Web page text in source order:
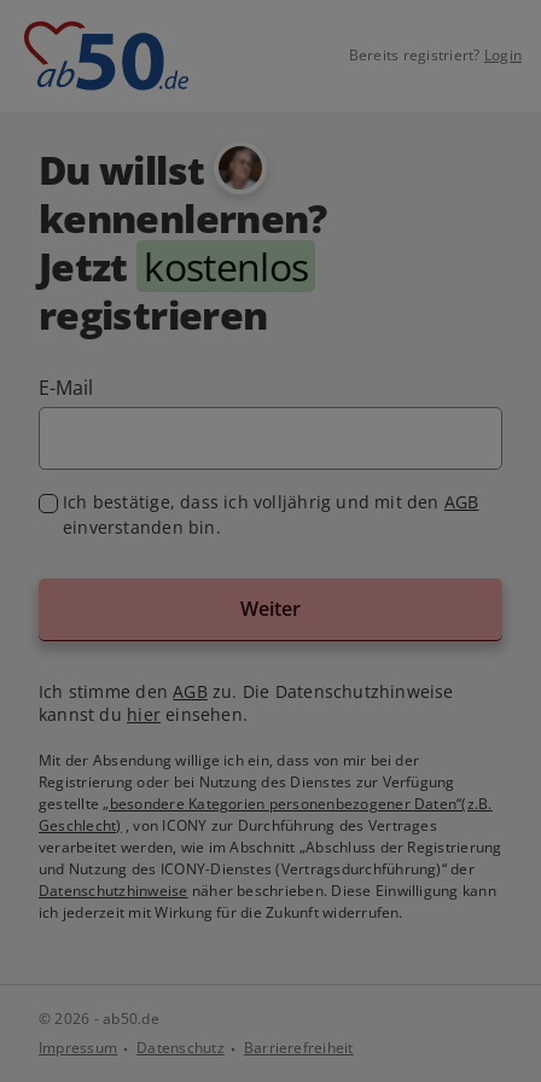
Bereits registriert? Login
Du willst
kennenlernen?
Jetzt kostenlos
registrieren
E-Mail
Ich bestätige, dass ich volljährig und mit den AGB
einverstanden bin.
Weiter
Ich stimme denAGB zu. Die Datenschutzhinweise
kannst du hiereinsehen.
Mit der Absendung willige ich ein, dass von mir bei der
Registrierung oder bei Nutzung des Dienstes zur Verfügung
gestellte„besondere Kategorien personenbezogener Daten“(z.B.
Geschlecht) , von ICONY zur Durchführung des Vertrages
verarbeitet werden, wie im Abschnitt „Abschluss der Registrierung
und Nutzung des ICONY-Dienstes (Vertragsdurchführung)“ der
Datenschutzhinweise näher beschrieben. Diese Einwilligung kann
ich jederzeit mit Wirkung für die Zukunft widerrufen.
© 2026 - ab50.de
Impressum
Datenschutz Barrierefreiheit